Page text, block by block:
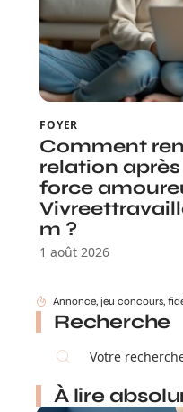
FOYER
Comment
relation
force
m ?
1 août 2026
Recherche
À lire